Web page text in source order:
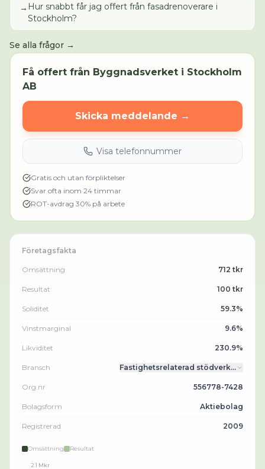
→ Hur snabbt får jag offert från fasadrenoverare i
Stockholm?
Se alla frågor →
Få offert från Byggnadsverket i Stockholm
AB
Skicka meddelande →
Visa telefonnummer
Gratis och utan förpliktelser
Svar ofta inom 24 timmar
ROT-avdrag 30% på arbete
Företagsfakta
Omsättning 712 tkr
Resultat 100 tkr
Soliditet 59.3%
Vinstmarginal 9.6%
Likviditet 230.9%
Bransch Fastighetsrelaterad stödverk…
Org.nr 556778-7428
Bolagsform Aktiebolag
Registrerad 2009
Omsättning Resultat
2.1 Mkr